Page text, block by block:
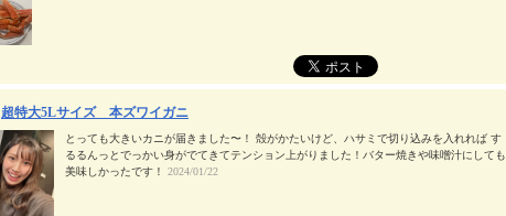
超特大5Lサイズ 本ズワイガニ
とっても大きいカニが届きました〜！ 殻がかたいけど、ハサミで切り込みを入れれば す
るるんっとでっかい身がでてきてテンション上がりました！バター焼きや味噌汁にしても
美味しかったです！ 2024/01/22